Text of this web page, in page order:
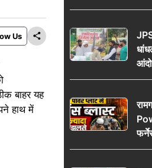
Us
बाहर यह
हाथ में
वाले